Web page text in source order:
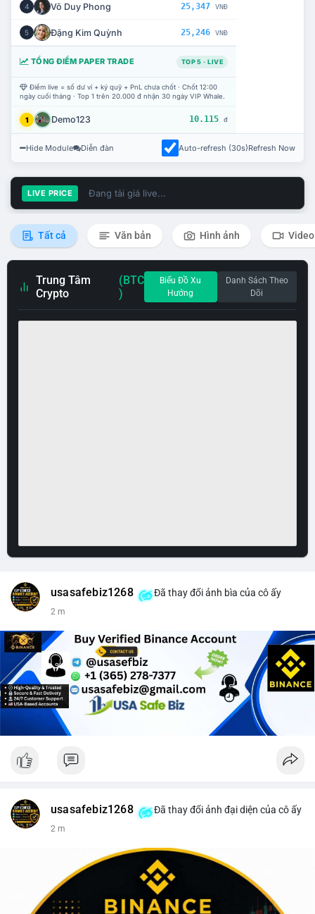
4 Võ Duy Phong 25,347 VNĐ
5 Đặng Kim Quỳnh 25,246 VNĐ
TỔNG ĐIỂM PAPER TRADE TOP 5 · LIVE
Điểm live = số dư ví + ký quỹ + PnL chưa chốt · Chốt 12:00
ngày cuối tháng · Top 1 trên 20.000 đ nhận 30 ngày VIP Whale.
1 Demo123 10.115 đ
Hide Module Diễn đàn Auto-refresh (30s)Refresh Now
LIVE PRICE Đang tải giá live...
Tất cả Văn bản Hình ảnh Video
Trung Tâm
Crypto
(BTC
)
Biểu Đồ Xu
Hướng
Danh Sách Theo
Dõi
usasafebiz1268 Đã thay đổi ảnh bìa của cô ấy
2 m
usasafebiz1268 Đã thay đổi ảnh đại diện của cô ấy
2 m